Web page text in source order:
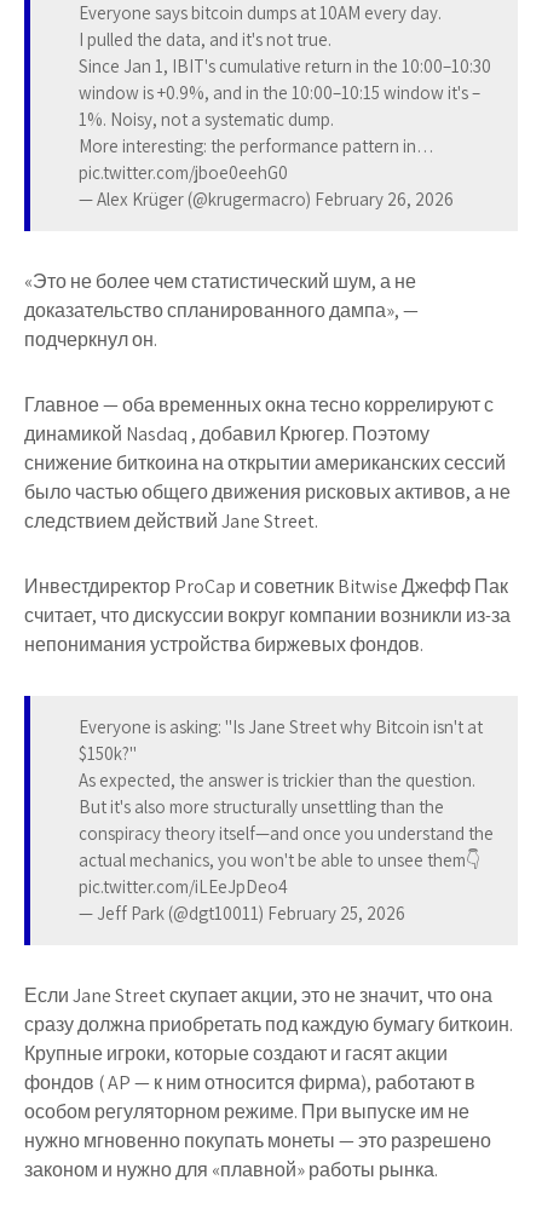
Everyone says bitcoin dumps at 10AM every day.
I pulled the data, and it's not true.
Since Jan 1, IBIT's cumulative return in the 10:00–10:30
window is +0.9%, and in the 10:00–10:15 window it's –
1%. Noisy, not a systematic dump.
More interesting: the performance pattern in…
pic.twitter.com/jboe0eehG0
— Alex Krüger (@krugermacro) February 26, 2026
«Это не более чем статистический шум, а не
доказательство спланированного дампа», —
подчеркнул он.
Главное — оба временных окна тесно коррелируют с
динамикой Nasdaq , добавил Крюгер. Поэтому
снижение биткоина на открытии американских сессий
было частью общего движения рисковых активов, а не
следствием действий Jane Street.
Инвестдиректор ProCap и советник Bitwise Джефф Пак
считает, что дискуссии вокруг компании возникли из-за
непонимания устройства биржевых фондов.
Everyone is asking: "Is Jane Street why Bitcoin isn't at
$150k?"
As expected, the answer is trickier than the question.
But it's also more structurally unsettling than the
conspiracy theory itself—and once you understand the
actual mechanics, you won't be able to unsee them👇
pic.twitter.com/iLEeJpDeo4
— Jeff Park (@dgt10011) February 25, 2026
Если Jane Street скупает акции, это не значит, что она
сразу должна приобретать под каждую бумагу биткоин.
Крупные игроки, которые создают и гасят акции
фондов ( AP — к ним относится фирма), работают в
особом регуляторном режиме. При выпуске им не
нужно мгновенно покупать монеты — это разрешено
законом и нужно для «плавной» работы рынка.